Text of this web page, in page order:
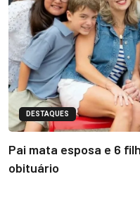
DESTAQUES
Pai mata esposa e 6
obituário